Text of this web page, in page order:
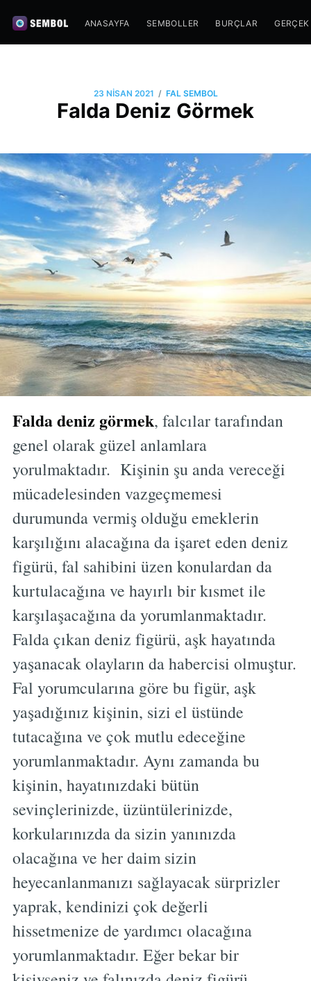
ANASAYFA SEMBOLLER BURÇLAR
23 NISAN 2021 / FAL SEMBOL
Falda Deniz Görmek
Falda deniz görmek, falcılar tarafından
genel olarak güzel anlamlara
yorulmaktadır. Kişinin şu anda vereceği
mücadelesinden vazgeçmemesi
durumunda vermiş olduğu emeklerin
karşılığını alacağına da işaret eden deniz
figürü, fal sahibini üzen konulardan da
kurtulacağına ve hayırlı bir kısmet ile
karşılaşacağına da yorumlanmaktadır.
Falda çıkan deniz figürü, aşk hayatında
yaşanacak olayların da habercisi olmuştur.
Fal yorumcularına göre bu figür, aşk
yaşadığınız kişinin, sizi el üstünde
tutacağına ve çok mutlu edeceğine
yorumlanmaktadır. Aynı zamanda bu
kişinin, hayatınızdaki bütün
sevinçlerinizde, üzüntülerinizde,
korkularınızda da sizin yanınızda
olacağına ve her daim sizin
heyecanlanmanızı sağlayacak sürprizler
yaprak, kendinizi çok değerli
hissetmenize de yardımcı olacağına
yorumlanmaktadır. Eğer bekar bir